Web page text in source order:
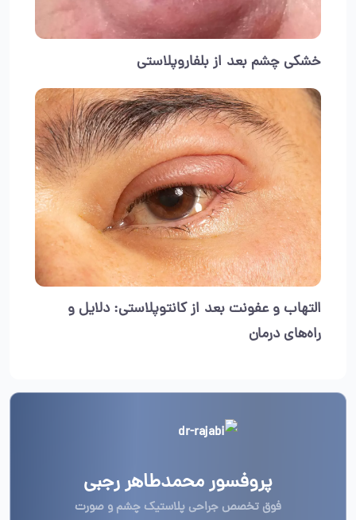
خشکی چشم بعد از بلفاروپلاستی
التهاب و عفونت بعد از کانتوپلاستی: دلایل و
راه‌های درمان
پروفسور محمدطاهر رجبی
فوق تخصص جراحی پلاستیک چشم و صورت